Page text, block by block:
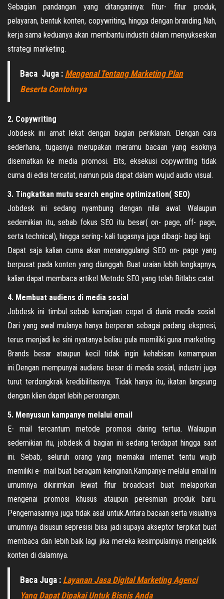
Sebagian pandangan yang ditanganinya: fitur- fitur produk,
pelayaran, bentuk konten, copywriting, hingga dengan branding.Nah,
kerja sama keduanya akan membantu industri dalam menyukseskan
strategi marketing.
Baca Juga : Mengenal Tentang Marketing Plan
Beserta Contohnya
2. Copywriting
Jobdesk ini amat lekat dengan bagian periklanan. Dengan cara
sederhana, tugasnya merupakan meramu bacaan yang esoknya
disematkan ke media promosi. Eits, eksekusi copywriting tidak
cuma di edisi tercatat, namun pula dapat dalam wujud audio visual.
3. Tingkatkan mutu search engine optimization( SEO)
Jobdesk ini sedang nyambung dengan nilai awal. Walaupun
sedemikian itu, sebab fokus SEO itu besar( on- page, off- page,
serta technical), hingga sering- kali tugasnya juga dibagi- bagi lagi.
Dapat saja kalian cuma akan menanggulangi SEO on- page yang
berpusat pada konten yang diunggah. Buat uraian lebih lengkapnya,
kalian dapat membaca artikel Metode SEO yang telah Bitlabs catat.
4. Membuat audiens di media sosial
Jobdesk ini timbul sebab kemajuan cepat di dunia media sosial.
Dari yang awal mulanya hanya berperan sebagai padang ekspresi,
terus menjadi ke sini nyatanya beliau pula memiliki guna marketing.
Brands besar ataupun kecil tidak ingin kehabisan kemampuan
ini.Dengan mempunyai audiens besar di media sosial, industri juga
turut terdongkrak kredibilitasnya. Tidak hanya itu, ikatan langsung
dengan klien dapat lebih perorangan.
5. Menyusun kampanye melalui email
E- mail tercantum metode promosi daring tertua. Walaupun
sedemikian itu, jobdesk di bagian ini sedang terdapat hingga saat
ini. Sebab, seluruh orang yang memakai internet tentu wajib
memiliki e- mail buat beragam keinginan.Kampanye melalui email ini
umumnya dikirimkan lewat fitur broadcast buat melaporkan
mengenai promosi khusus ataupun peresmian produk baru.
Pengemasannya juga tidak asal untuk.Antara bacaan serta visualnya
umumnya disusun sepresisi bisa jadi supaya akseptor terpikat buat
membaca dan lebih baik lagi jika mereka kesimpulannya mengeklik
konten di dalamnya.
Baca Juga : Layanan Jasa Digital Marketing Agenci
Yang Dapat Dipakai Untuk Bisnis Anda